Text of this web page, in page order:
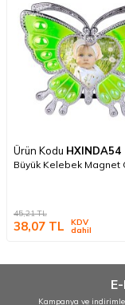
Ürün Kodu HXINDA54
Büyük Kelebek Magnet
45,21TL
38,07 TL KDV
dahil
Kampanya ve